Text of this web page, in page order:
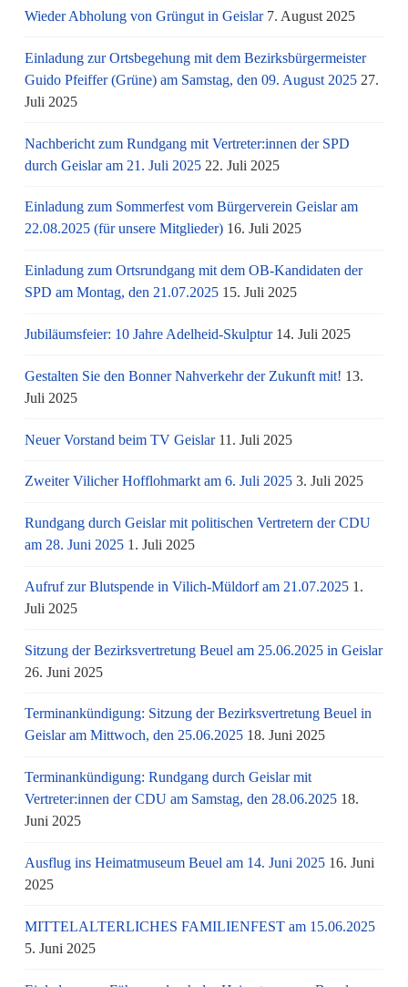
Wieder Abholung von Grüngut in Geislar 7. August 2025
Einladung zur Ortsbegehung mit dem Bezirksbürgermeister
Guido Pfeiffer (Grüne) am Samstag, den 09. August 2025 27.
Juli 2025
Nachbericht zum Rundgang mit Vertreter:innen der SPD
durch Geislar am 21. Juli 2025 22. Juli 2025
Einladung zum Sommerfest vom Bürgerverein Geislar am
22.08.2025 (für unsere Mitglieder) 16. Juli 2025
Einladung zum Ortsrundgang mit dem OB-Kandidaten der
SPD am Montag, den 21.07.2025 15. Juli 2025
Jubiläumsfeier: 10 Jahre Adelheid-Skulptur 14. Juli 2025
Gestalten Sie den Bonner Nahverkehr der Zukunft mit! 13.
Juli 2025
Neuer Vorstand beim TV Geislar 11. Juli 2025
Zweiter Vilicher Hofflohmarkt am 6. Juli 2025 3. Juli 2025
Rundgang durch Geislar mit politischen Vertretern der CDU
am 28. Juni 2025 1. Juli 2025
Aufruf zur Blutspende in Vilich-Müldorf am 21.07.2025 1.
Juli 2025
Sitzung der Bezirksvertretung Beuel am 25.06.2025 in Geislar
26. Juni 2025
Terminankündigung: Sitzung der Bezirksvertretung Beuel in
Geislar am Mittwoch, den 25.06.2025 18. Juni 2025
Terminankündigung: Rundgang durch Geislar mit
Vertreter:innen der CDU am Samstag, den 28.06.2025 18.
Juni 2025
Ausflug ins Heimatmuseum Beuel am 14. Juni 2025 16. Juni
2025
MITTELALTERLICHES FAMILIENFEST am 15.06.2025
5. Juni 2025